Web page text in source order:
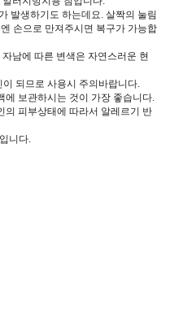
발생하기도 하는데요. 살짝의 눌림
손으로 만져주시면 복구가 가능합
남에 따른 변색은 자연스러운 현
되므로 사용시 주의바랍니다.
보관하시는 것이 가장 좋습니다.
의 피부상태에 따라서 알레르기 반
니다.